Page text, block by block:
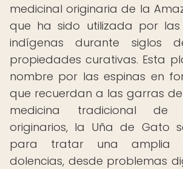
medicinal originaria de la
que ha sido utilizada por las
indígenas durante siglos
propiedades curativas. Esta
nombre por las espinas en
que recuerdan a las garras
medicina tradicional de
originarios, la Uña de Gato
para tratar una amplia
dolencias, desde problemas